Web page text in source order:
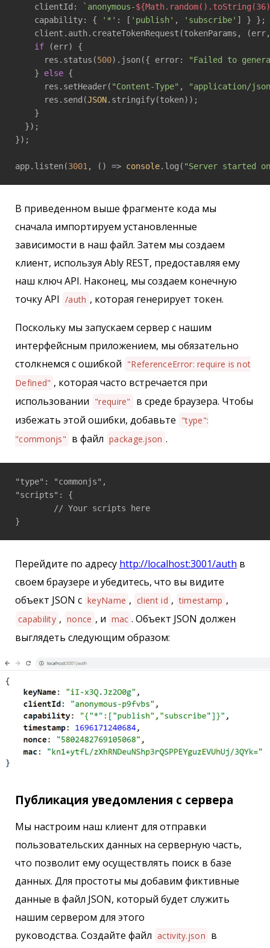
    clientId:
`anonymous-
    capability: {
'*' : [ 'publish' , 'subscribe' ] } };
    client.auth.createTokenRequest(tokenParams,
(
if (err) {
      res.status(
500).json({ error:
"Failed to
    }
else {
      res.setHeader(
"Content-Type" ,
"application/
      res.send(
JSON.stringify(token));
    }
  });
});
app.listen(3001 , () => console.log( "Server started
В приведенном выше фрагменте кода мы
сначала импортируем установленные
зависимости в наш файл. Затем мы создаем
клиент, используя Ably REST, предоставляя ему
наш ключ API. Наконец, мы создаем конечную
точку API /auth , которая генерирует токен.
Поскольку мы запускаем сервер с нашим
интерфейсным приложением, мы обязательно
столкнемся с ошибкой "ReferenceError: require is not
Defined" , которая часто встречается при
использовании "require"
в среде браузера. Чтобы
избежать этой ошибки, добавьте "type":
"commonjs" в файл package.json .
"type": "commonjs",
"scripts": {
}
Перейдите по адресу http://localhost:3001/auth в
своем браузере и убедитесь, что вы видите
объект JSON с keyName , client id , timestamp ,
capability , nonce , и mac . Объект JSON должен
выглядеть следующим образом:
Публикация уведомления с сервера
Мы настроим наш клиент для отправки
пользовательских данных на серверную часть,
что позволит ему осуществлять поиск в базе
данных. Для простоты мы добавим фиктивные
данные в файл JSON, который будет служить
нашим сервером для этого
руководства. Создайте файл activity.json в